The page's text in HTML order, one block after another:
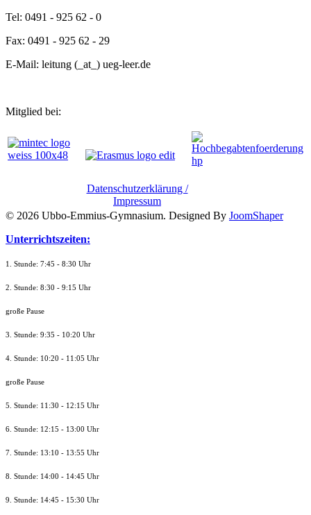
Tel: 0491 - 925 62 - 0
Fax: 0491 - 925 62 - 29
E-Mail: leitung (_at_) ueg-leer.de
Mitglied bei:
Datenschutzerklärung /
Impressum
© 2026 Ubbo-Emmius-Gymnasium. Designed By JoomShaper
Unterrichtszeiten:
1. Stunde: 7:45 - 8:30 Uhr
2. Stunde: 8:30 - 9:15 Uhr
große Pause
3. Stunde: 9:35 - 10:20 Uhr
4. Stunde: 10:20 - 11:05 Uhr
große Pause
5. Stunde: 11:30 - 12:15 Uhr
6. Stunde: 12:15 - 13:00 Uhr
7. Stunde: 13:10 - 13:55 Uhr
8. Stunde: 14:00 - 14:45 Uhr
9. Stunde: 14:45 - 15:30 Uhr